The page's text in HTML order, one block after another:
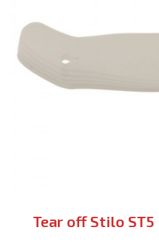
Tear off Stilo ST5